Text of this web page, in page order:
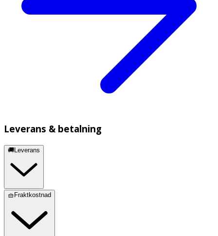
Leverans & betalning
🚚Leverans
🧺Fraktkostnad